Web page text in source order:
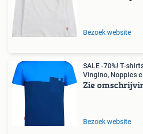
Bezoek website
SALE -70%! T-
Vingino, Noppies
Zie
Bezoek website